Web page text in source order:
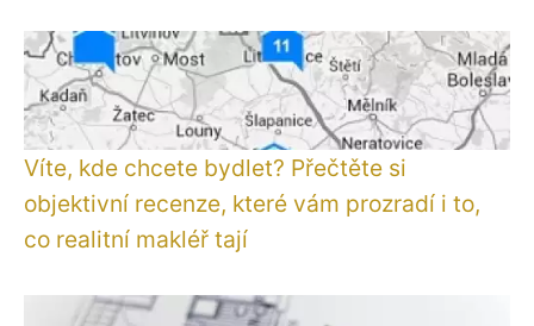
Víte, kde chcete bydlet? Přečtěte si
objektivní recenze, které vám prozradí i to,
co realitní makléř tají